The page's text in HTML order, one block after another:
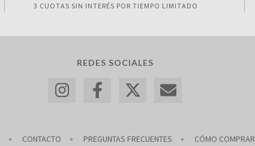
3 CUOTAS SIN INTERÉS POR TIEMPO LIMITADO
REDES SOCIALES
CONTACTO PREGUNTAS FRECUENTES CÓMO COMPRAR